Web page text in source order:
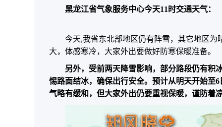
黑龙江省气象服务中心今天11时交通天气：
今天,我省东北部地区仍有阵雪，其它地区为
大，体感寒冷，大家外出要做好防寒保暖准备。
另外，受前两天降雪影响，部分路段仍有积
惕路面结冰，确保出行安全。预计从明天开始至
气略有缓和，但大家外出仍要重视保暖，谨防着